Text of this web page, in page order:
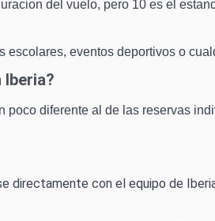
del vuelo, pero 10 es el
eventos deportivos o
Iberia?
diferente al de las reservas
directamente con el equipo de